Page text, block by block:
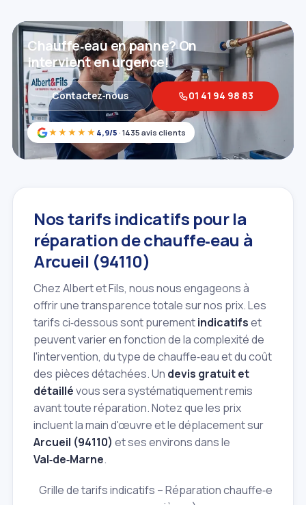
★★★★★ 4,9/5 · 1435 avis clients
Chauffe‑eau en panne? On
intervient en urgence!
Contactez‑nous 01 41 94 98 83
Nos tarifs indicatifs pour la
réparation de chauffe‑eau à
Arcueil (94110)
Chez Albert et Fils, nous nous engageons à
offrir une transparence totale sur nos prix. Les
tarifs ci‑dessous sont purementindicatifset
peuvent varier en fonction de la complexité de
l'intervention, du type de chauffe‑eau et du coût
des pièces détachées. Un devis gratuit et
détaillévous sera systématiquement remis
avant toute réparation. Notez que les prix
incluent la main d'œuvre et le déplacement sur
Arcueil (94110) et ses environs dans le
Val‑de‑Marne.
Grille de tarifs indicatifs – Réparation chauffe‑eau